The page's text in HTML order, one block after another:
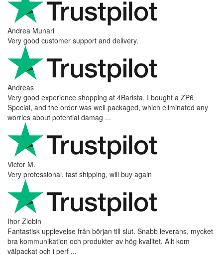
Andrea Munari
Very good customer support and delivery.
Andreas
Very good experience shopping at 4Barista. I bought a ZP6
Special, and the order was well packaged, which eliminated any
worries about potential damag ...
Victor M.
Very professional, fast shipping, will buy again
Ihor Zlobin
Fantastisk upplevelse från början till slut. Snabb leverans, mycket
bra kommunikation och produkter av hög kvalitet. Allt kom
välpackat och i perf ...